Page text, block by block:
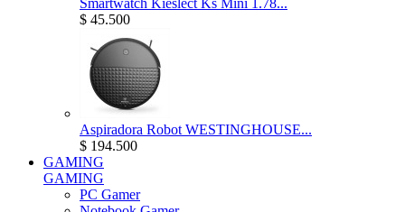
$ 45.500
Aspiradora Robot WESTINGHOUSE...
$ 194.500
GAMING
GAMING
PC Gamer